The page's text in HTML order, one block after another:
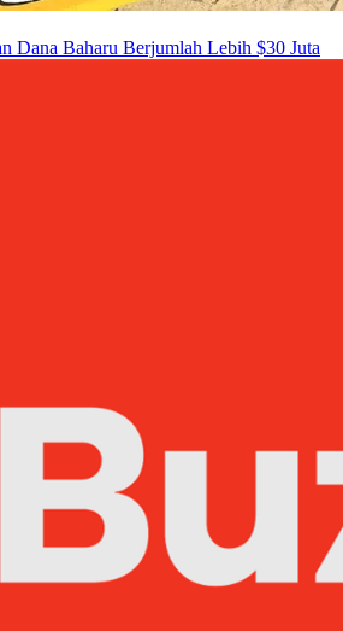
Dana Baharu Berjumlah Lebih $30 Juta